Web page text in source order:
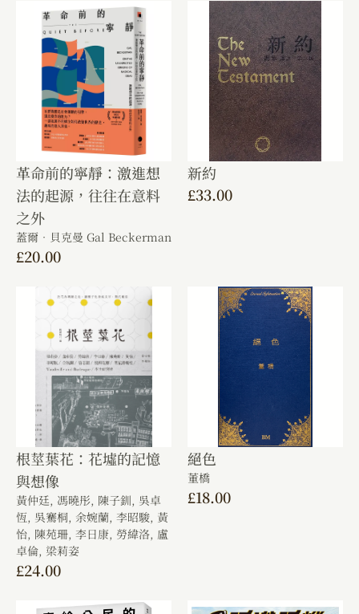
革命前的寧靜：激進想
法的起源，往往在意料
之外
蓋爾．貝克曼 Gal Beckerman
£20.00
新約
£33.00
根莖葉花：花墟的記憶
與想像
黃仲廷, 馮曉彤, 陳子釧, 吳卓
恆, 吳騫桐, 余婉蘭, 李昭駿, 黃
怡, 陳苑珊, 李日康, 勞緯洛, 盧
卓倫, 梁莉姿
£24.00
絕色
董橋
£18.00